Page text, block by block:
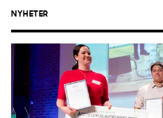
NYHETER